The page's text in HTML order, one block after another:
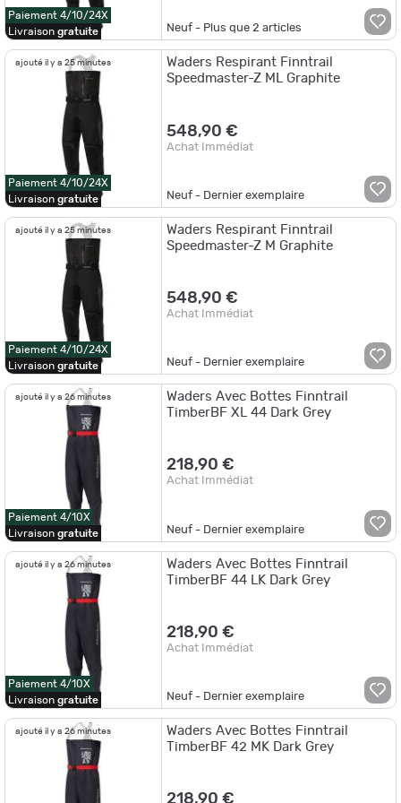
Paiement 4/10/24X
Livraison gratuite Neuf - Plus que2 articles
ajouté il y a 25 minutes
Paiement 4/10/24X
Livraison gratuite
Waders Respirant Finntrail
Speedmaster-Z ML Graphite
548,90 €
Achat Immédiat
Neuf - Dernier exemplaire
ajouté il y a 25 minutes
Paiement 4/10/24X
Livraison gratuite
Waders Respirant Finntrail
Speedmaster-Z M Graphite
548,90 €
Achat Immédiat
Neuf - Dernier exemplaire
ajouté il y a 26 minutes
Paiement 4/10X
Livraison gratuite
Waders Avec Bottes Finntrail
TimberBF XL 44 Dark Grey
218,90 €
Achat Immédiat
Neuf - Dernier exemplaire
ajouté il y a 26 minutes
Paiement 4/10X
Livraison gratuite
Waders Avec Bottes Finntrail
TimberBF 44 LK Dark Grey
218,90 €
Achat Immédiat
Neuf - Dernier exemplaire
ajouté il y a 26 minutes
Waders Avec Bottes Finntrail
TimberBF 42 MK Dark Grey
218,90 €